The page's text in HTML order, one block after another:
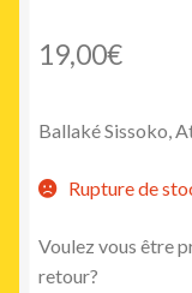
19,00€
Ballaké Sissoko,
Rupture de
Voulez vous être
retour?